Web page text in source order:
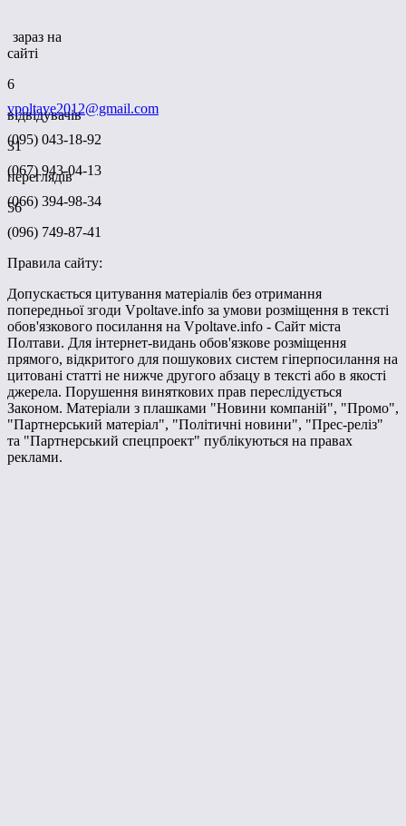
зараз на
сайті
6
відвідувачів
31
переглядів
56
vpoltave2012@gmail.com
(095) 043-18-92
(067) 943-04-13
(066) 394-98-34
(096) 749-87-41
Правила сайту:
Допускається цитування матеріалів без отримання
попередньої згоди Vpoltave.info за умови розміщення в тексті
обов'язкового посилання на Vpoltave.info - Сайт міста
Полтави. Для інтернет-видань обов'язкове розміщення
прямого, відкритого для пошукових систем гіперпосилання на
цитовані статті не нижче другого абзацу в тексті або в якості
джерела. Порушення виняткових прав переслідується
Законом. Матеріали з плашками "Новини компаній", "Промо",
"Партнерський матеріал", "Політичні новини", "Прес-реліз"
та "Партнерський спецпроект" публікуються на правах
реклами.